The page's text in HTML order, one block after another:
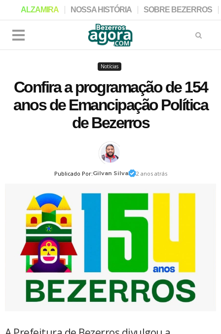
Notícias
Confira a programação de 154
anos de Emancipação Política
de Bezerros
Publicado Por:Gilvan Silva 2 anos atrás
ALZAMIRA NOSSA HISTÓRIA SOBRE BEZERROS